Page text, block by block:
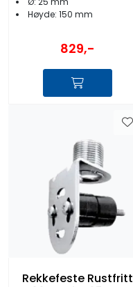
Høyde: 150 mm
829,-
Rekkefeste Rustfritt